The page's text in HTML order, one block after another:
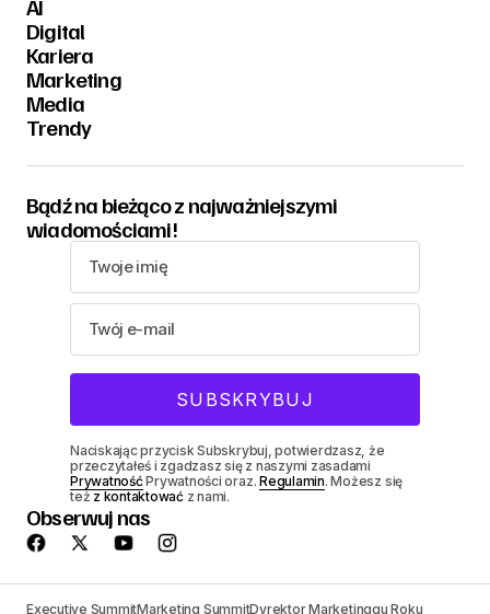
AI
Digital
Kariera
Marketing
Media
Trendy
Bądź na bieżąco z najważniejszymi
wiadomościami!
Naciskając przycisk Subskrybuj, potwierdzasz, że
przeczytałeś i zgadzasz się z naszymi zasadami
PrywatnośćPrywatności oraz.Regulamin. Możesz się
też z kontaktowaćz nami.
Obserwuj nas
Executive SummitMarketing SummitDyrektor Marketinggu Roku